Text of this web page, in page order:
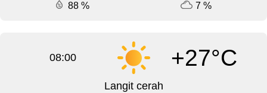
88 %
7 %
08:00 +27°C
Langit cerah